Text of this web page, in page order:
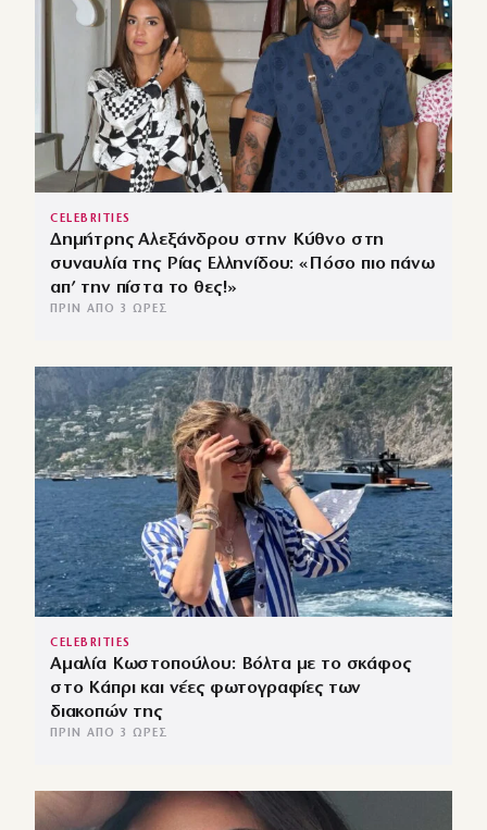
CELEBRITIES
Δημήτρης Αλεξάνδρου στην Κύθνο στη
συναυλία της Ρίας Ελληνίδου: «Πόσο πιο πάνω
απ’ την πίστα το θες!»
ΠΡΙΝ ΑΠΌ 3 ΏΡΕΣ
CELEBRITIES
Αμαλία Κωστοπούλου: Βόλτα με το σκάφος
στο Κάπρι και νέες φωτογραφίες των
διακοπών της
ΠΡΙΝ ΑΠΌ 3 ΏΡΕΣ